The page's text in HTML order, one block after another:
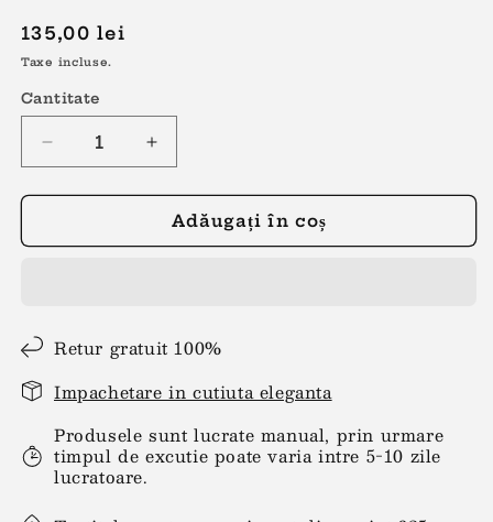
Preț
obișnuit
135,00 lei
Taxe incluse.
Cantitate
Reduceți
cantitatea
pentru
inima
Creșteți
cantitatea
pentru
Cercei
inima
Adăugați în coș
Retur gratuit 100%
Impachetare in cutiuta eleganta
Produsele sunt lucrate manual, prin urmare
timpul de excutie poate varia intre 5-10 zile
lucratoare.